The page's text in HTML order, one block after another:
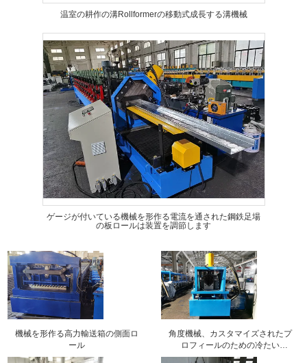
温室の耕作の溝Rollformerの移動式成長する溝機械
ゲージが付いている機械を形作る電流を通された鋼鉄足場
の板ロールは装置を調節します
機械を形作る高力輸送箱の側面ロ
ール
角度機械、カスタマイズされたプ
ロフィールのための冷たい
Rollformerを形作る鋼鉄セクション